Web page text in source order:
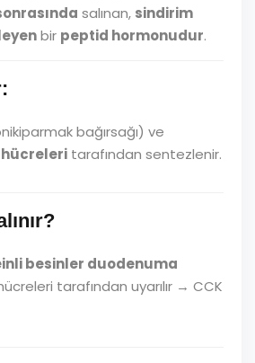
salınan, sindirim
bir peptid hormonudur.
bağırsağı) ve
hücreleri tarafından sentezlenir.
besinler duodenuma
tarafından uyarılır → CCK